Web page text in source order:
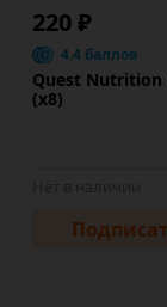
220 ₽
4.4 баллов
Quest Nutrition
(х8)